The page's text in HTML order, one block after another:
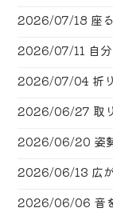
2026/07/18 座
2026/07/11 自
2026/07/04 折
2026/06/27 取
2026/06/20 姿
2026/06/13 広
2026/06/06 音